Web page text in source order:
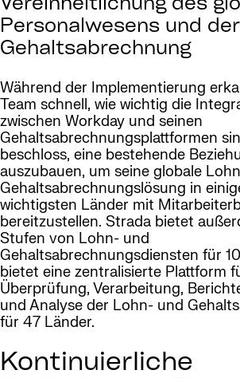
Vereinheitlichung des
Personalwesens und der
Gehaltsabrechnung
Während der Implementierung
Team schnell, wie wichtig die
zwischen Workday und seinen
Gehaltsabrechnungsplattformen
beschloss, eine bestehende
auszubauen, um seine globale
Gehaltsabrechnungslösung in
wichtigsten Länder mit
bereitzustellen. Strada bietet
Stufen von Lohn- und
Gehaltsabrechnungsdiensten für
bietet eine zentralisierte Plattform
Überprüfung, Verarbeitung,
und Analyse der Lohn- und
für 47 Länder.
Kontinuierliche